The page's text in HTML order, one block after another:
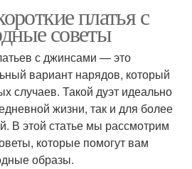
платья с
советы
с джинсами — это
вариант нарядов, который
случаев. Такой дуэт идеально
жизни, так и для более
В этой статье мы рассмотрим
которые помогут вам
образы.